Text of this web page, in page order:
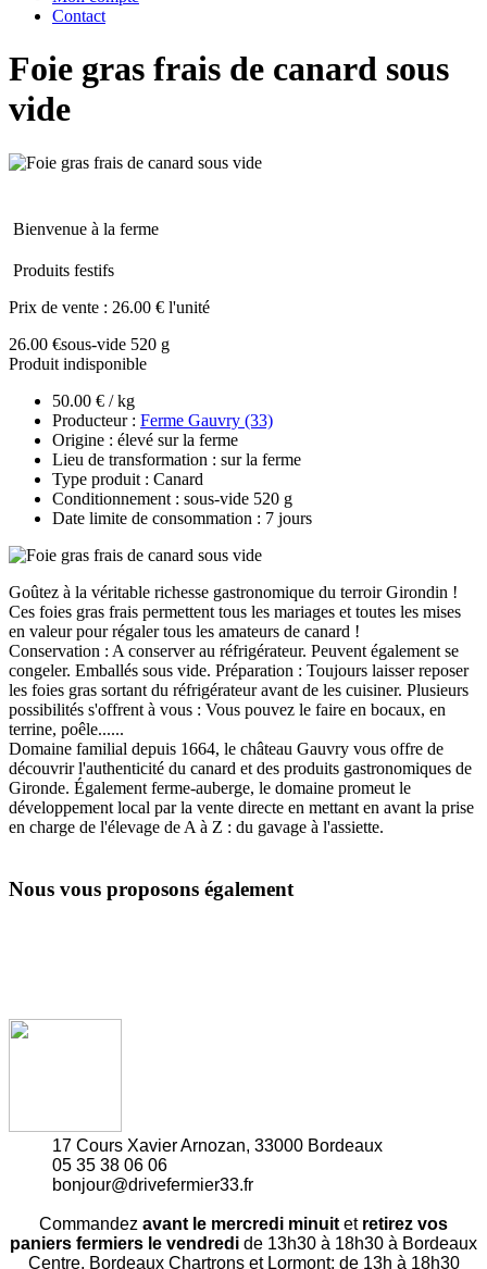
Contact
Foie gras frais de canard sous
vide
Bienvenue à la ferme
Produits festifs
Prix de vente : 26.00 € l'unité
26.00 €sous-vide 520 g
Produit indisponible
50.00 € / kg
Producteur : Ferme Gauvry (33)
Origine : élevé sur la ferme
Lieu de transformation : sur la ferme
Type produit : Canard
Conditionnement : sous-vide 520 g
Date limite de consommation : 7 jours
Goûtez à la véritable richesse gastronomique du terroir Girondin !
Ces foies gras frais permettent tous les mariages et toutes les mises
en valeur pour régaler tous les amateurs de canard !
Conservation : A conserver au réfrigérateur. Peuvent également se
congeler. Emballés sous vide. Préparation : Toujours laisser reposer
les foies gras sortant du réfrigérateur avant de les cuisiner. Plusieurs
possibilités s'offrent à vous : Vous pouvez le faire en bocaux, en
terrine, poêle......
Domaine familial depuis 1664, le château Gauvry vous offre de
découvrir l'authenticité du canard et des produits gastronomiques de
Gironde. Également ferme-auberge, le domaine promeut le
développement local par la vente directe en mettant en avant la prise
en charge de l'élevage de A à Z : du gavage à l'assiette.
Nous vous proposons également
17 Cours Xavier Arnozan, 33000 Bordeaux
05 35 38 06 06
bonjour@drivefermier33.fr
Commandez avant le mercredi minuit et retirez vos
paniers fermiers le vendredi de 13h30 à 18h30 à Bordeaux
Centre, Bordeaux Chartrons et Lormont; de 13h à 18h30